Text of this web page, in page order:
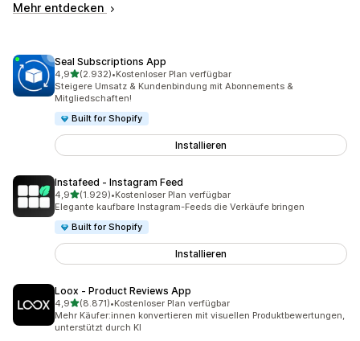
Mehr entdecken
Seal Subscriptions App
4,9von 5 Sternen
(2.932)
2932 Rezensionen insgesamt
•Kostenloser Plan verfügbar
Steigere Umsatz & Kundenbindung mit Abonnements &
Mitgliedschaften!
Built for Shopify
Installieren
Instafeed ‑ Instagram Feed
4,9von 5 Sternen
(1.929)
1929 Rezensionen insgesamt
•Kostenloser Plan verfügbar
Elegante kaufbare Instagram-Feeds die Verkäufe bringen
Built for Shopify
Installieren
Loox ‑ Product Reviews App
4,9von 5 Sternen
(8.871)
8871 Rezensionen insgesamt
•Kostenloser Plan verfügbar
Mehr Käufer:innen konvertieren mit visuellen Produktbewertungen,
unterstützt durch KI